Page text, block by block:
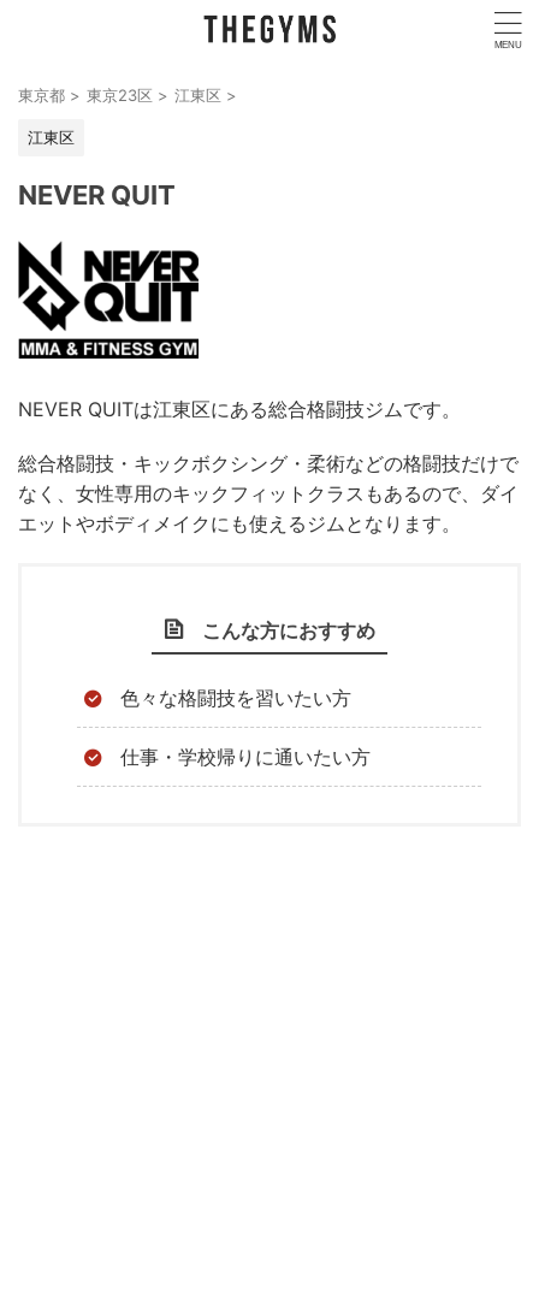
東京都 > 東京23区 > 江東区 >
江東区
NEVER QUIT
NEVER QUITは江東区にある総合格闘技ジムです。
総合格闘技・キックボクシング・柔術などの格闘技だけで
なく、女性専用のキックフィットクラスもあるので、ダイ
エットやボディメイクにも使えるジムとなります。
こんな方におすすめ
色々な格闘技を習いたい方
仕事・学校帰りに通いたい方